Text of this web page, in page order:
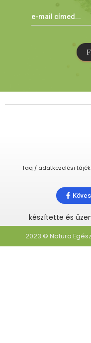
faq / adatkezelési
készítette és
2023 © Natura